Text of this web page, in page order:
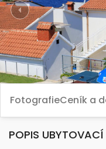
Previous
FotografieCeník a
POPIS